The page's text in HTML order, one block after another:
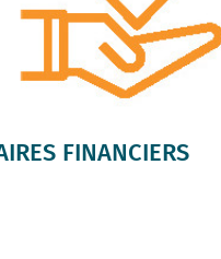
FINANCIERS